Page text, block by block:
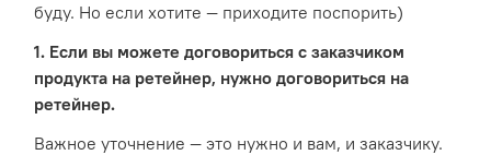
буду. Но если хотите — приходите поспорить)
1. Если вы можете договориться с заказчиком
продукта на ретейнер, нужно договориться на
ретейнер.
Важное уточнение — это нужно и вам, и заказчику.